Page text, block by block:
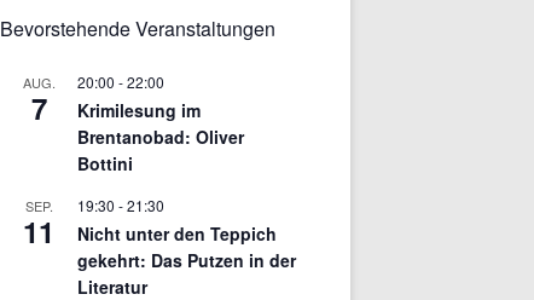
Bevorstehende Veranstaltungen
AUG.
7
20:00 -22:00
Krimilesung im
Brentanobad: Oliver
Bottini
SEP.
11
19:30 -21:30
Nicht unter den Teppich
gekehrt: Das Putzen in der
Literatur